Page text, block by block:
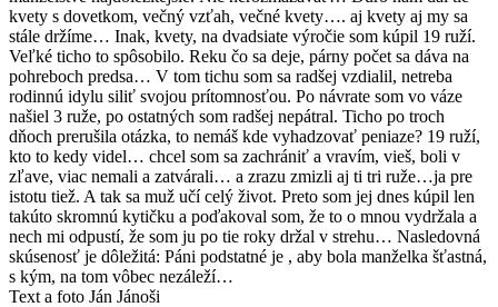
kvety s dovetkom, večný vzťah, večné kvety…. aj kvety aj my sa
stále držíme… Inak, kvety, na dvadsiate výročie som kúpil 19 ruží.
Veľké ticho to spôsobilo. Reku čo sa deje, párny počet sa dáva na
pohreboch predsa… V tom tichu som sa radšej vzdialil, netreba
rodinnú idylu siliť svojou prítomnosťou. Po návrate som vo váze
našiel 3 ruže, po ostatných som radšej nepátral. Ticho po troch
dňoch prerušila otázka, to nemáš kde vyhadzovať peniaze? 19 ruží,
kto to kedy videl… chcel som sa zachrániť a vravím, vieš, boli v
zľave, viac nemali a zatvárali… a zrazu zmizli aj ti tri ruže…ja pre
istotu tiež. A tak sa muž učí celý život. Preto som jej dnes kúpil len
takúto skromnú kytičku a poďakoval som, že to o mnou vydržala a
nech mi odpustí, že som ju po tie roky držal v strehu… Nasledovná
skúsenosť je dôležitá: Páni podstatné je , aby bola manželka šťastná,
s kým, na tom vôbec nezáleží…
Text a foto Ján Jánoši